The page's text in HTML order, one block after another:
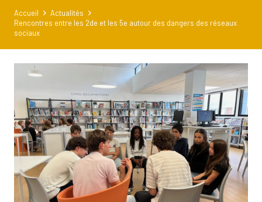
Accueil
Actualités
Rencontres entre les 2de et les 5e autour des dangers des réseaux
sociaux